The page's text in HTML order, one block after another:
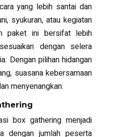
yang lebih santai dan
syukuran, atau kegiatan
paket ini bersifat lebih
dengan selera
Dengan pilihan hidangan
suasana kebersamaan
menyenangkan.
box gathering menjadi
dengan jumlah peserta